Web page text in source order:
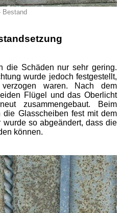
Bestand
die Schäden nur sehr gering.
wurde jedoch festgestellt,
waren. Nach dem
Flügel und das Oberlicht
zusammengebaut. Beim
die Glasscheiben fest mit dem
wurde so abgeändert, dass die
können.